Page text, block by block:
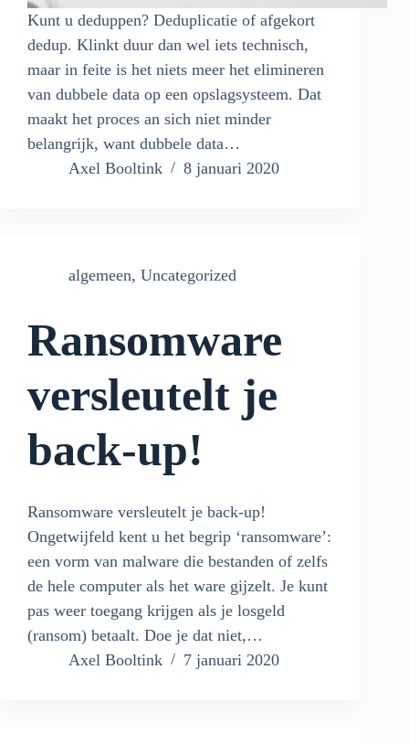
Kunt u deduppen? Deduplicatie of afgekort
dedup. Klinkt duur dan wel iets technisch,
maar in feite is het niets meer het elimineren
van dubbele data op een opslagsysteem. Dat
maakt het proces an sich niet minder
belangrijk, want dubbele data…
Axel Booltink
8 januari 2020
algemeen, Uncategorized
Ransomware
versleutelt je
back-up!
Ransomware versleutelt je back-up!
Ongetwijfeld kent u het begrip ‘ransomware’:
een vorm van malware die bestanden of zelfs
de hele computer als het ware gijzelt. Je kunt
pas weer toegang krijgen als je losgeld
(ransom) betaalt. Doe je dat niet,…
Axel Booltink
7 januari 2020